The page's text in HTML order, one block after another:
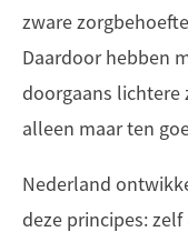
zware
Daardoor hebben
doorgaans lichtere
alleen maar ten
Nederland
deze principes: